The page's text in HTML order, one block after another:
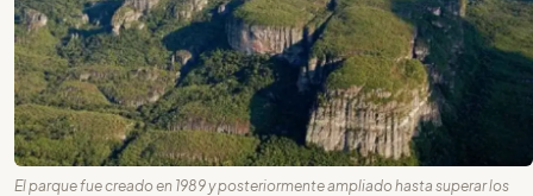
El parque fue creado en 1989 y posteriormente ampliado hasta superar los